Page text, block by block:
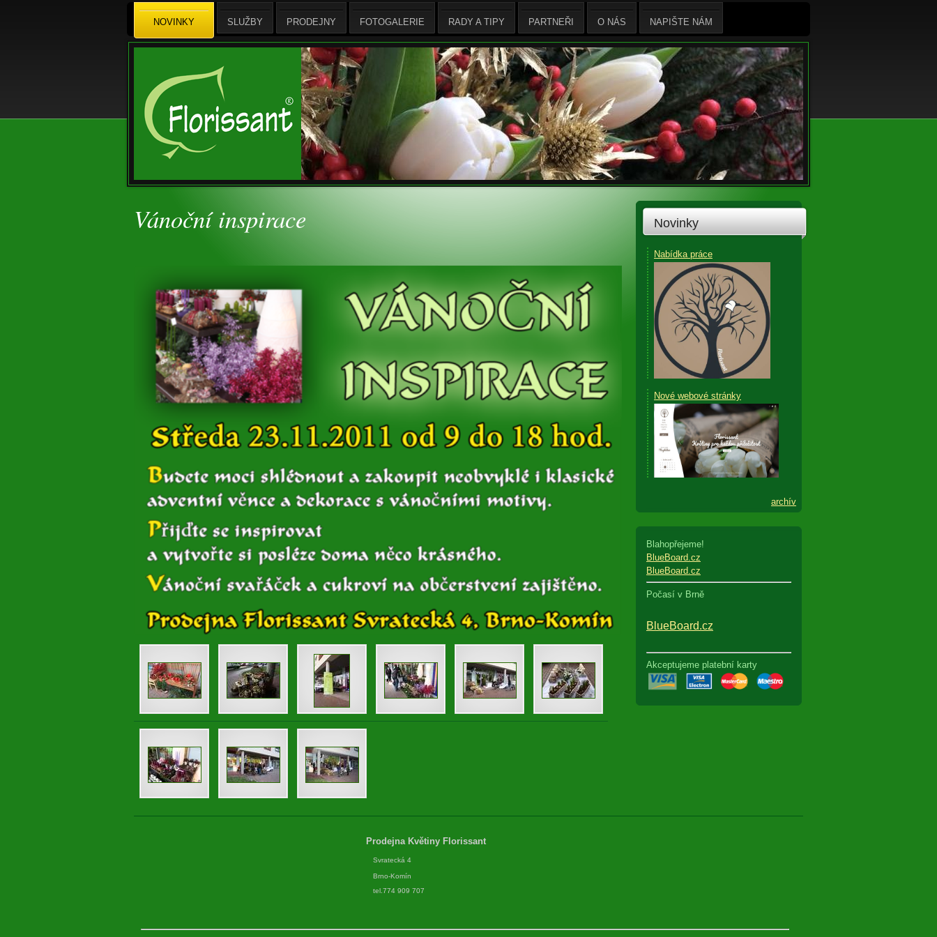
Vánoční inspirace Novinky
Nabídka práce
Nové webové stránky
archív
Blahopřejeme!
BlueBoard.cz
BlueBoard.cz
Počasí v Brně
BlueBoard.cz
Akceptujeme platební karty
NOVINKY SLUŽBY PRODEJNY FOTOGALERIE RADY A TIPY PARTNEŘI O NÁS NAPIŠTE NÁM
Prodejna Květiny Florissant
Svratecká 4
Brno-Komín
tel.774 909 707